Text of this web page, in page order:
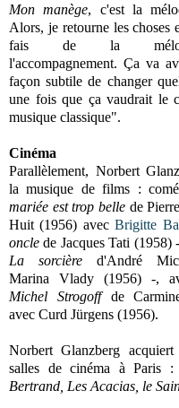
Mon manège, c'est la
Alors, je retourne les choses
fais de la
l'accompagnement. Ça va
façon subtile de changer
une fois que ça vaudrait le
musique classique".
Cinéma
Parallèlement, Norbert
la musique de films :
mariée est trop belle de
Huit (1956) avecBrigitte
oncle de Jacques Tati (1958)-
La sorcière d'André
Marina Vlady (1956) -,
Michel Strogoffde
avec Curd Jürgens (1956).
Norbert Glanzberg acquiert
salles de cinéma à Paris
Bertrand, Les Acacias, le